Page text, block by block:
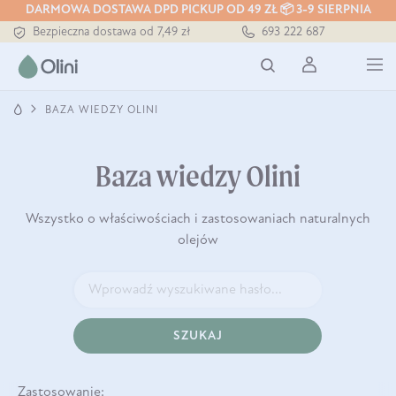
DARMOWA DOSTAWA DPD PICKUP OD 49 ZŁ 📦 3-9 SIERPNIA
Tłoczony zawsze na zimno
Bezpieczna dostawa od 7,49 zł
Darmowa dostawa od 199 zł
Tłoczony zawsze na zimno
693 222 687
BAZA WIEDZY OLINI
Baza wiedzy Olini
Wszystko o właściwościach i zastosowaniach naturalnych
olejów
SZUKAJ
Zastosowanie: